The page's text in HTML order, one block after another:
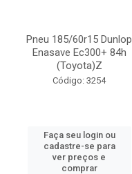
Pneu 185/60r15 Dunlop
Enasave Ec300+ 84h
(Toyota)Z
Código: 3254
Faça seu login ou
cadastre-se para
ver preços e
comprar